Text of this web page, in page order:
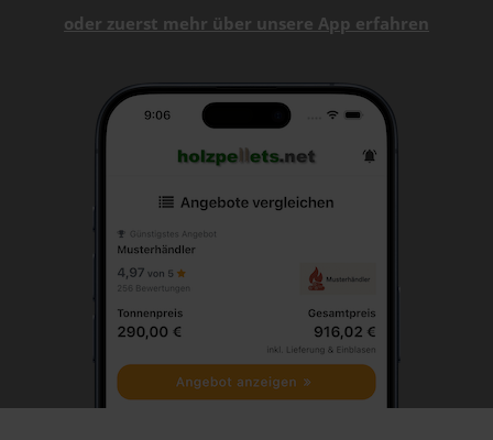
oder zuerst mehr über unsere App erfahren